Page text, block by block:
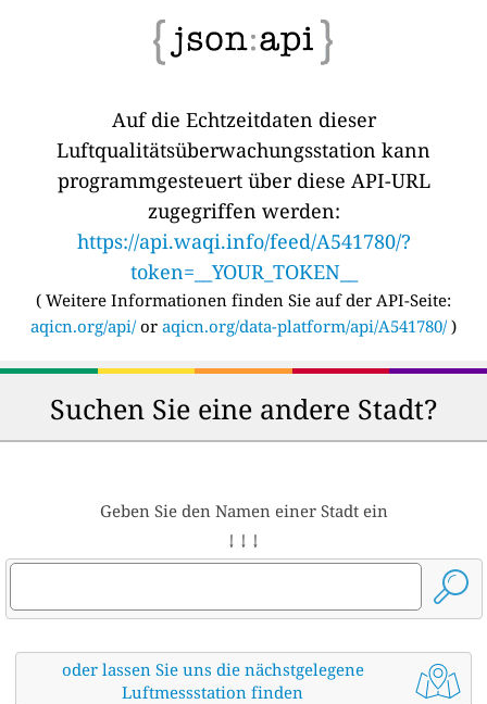
Auf die Echtzeitdaten dieser
Luftqualitätsüberwachungsstation kann
programmgesteuert über diese API-URL
zugegriffen werden:
https://api.waqi.info/feed/A541780/?
token=__YOUR_TOKEN__
( Weitere Informationen finden Sie auf der API-Seite:
aqicn.org/api/or aqicn.org/data-platform/api/A541780/)
Suchen Sie eine andere Stadt?
Geben Sie den Namen einer Stadt ein
↓ ↓ ↓
oder lassen Sie uns die nächstgelegene
Luftmessstation finden